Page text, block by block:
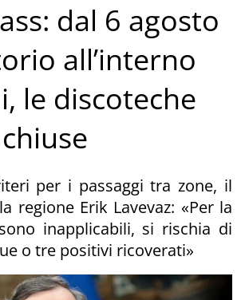
dal 6 agosto
all’interno
le discoteche
per i passaggi tra zone, il
regione Erik Lavevaz: «Per la
inapplicabili, si rischia di
o tre positivi ricoverati»